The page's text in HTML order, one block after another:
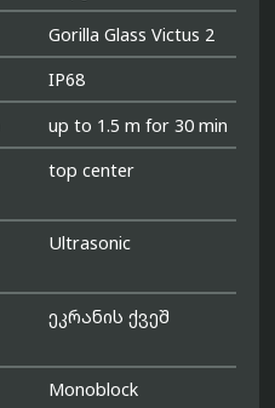
Gorilla Glass Victus 2
IP68
up to 1.5 m for 30 min
top center
Ultrasonic
ეკრანის ქვეშ
Monoblock